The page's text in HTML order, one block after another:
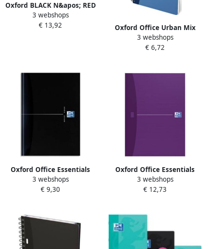
Oxford BLACK N&apos; RED
spiraalblok karton 140
bladzijden ft A4 gelijnd
3 webshops
€ 13,92
Oxford Office Urban Mix
spiraalschrift 180
bladzijden ft A5 gelijnd
3 webshops
€ 6,72
Oxford Office Essentials
schrift harde kaft 192
bladzijden gelijnd ft A5
3 webshops
€ 9,30
Oxford Office Essentials
schrift harde kaft 192
bladzijden ft A4 gelijnd
3 webshops
€ 12,73